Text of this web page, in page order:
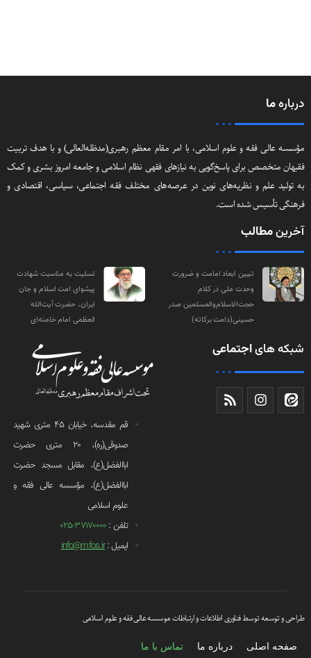
دربارهما
مؤسسه عالی فقه و علوم اسلامی، با امر مقام معظم رهبری(مد‌ظله‌العالی) و با هدف تربیت
فقیهان متخصص برای پاسخ‌گویی به نیازهای فقهی نظام اسلامی و جامعه امروز بشری و کمک
به تولید علم و نظریه‌های نوین در عرصه‌های مختلف فقه اجتماعی‌، سیاسی‌، اقتصادی و
فرهنگی تأسیس شده است.
آخرینمطالب
تبیین ابعاد امامت و ضرورت
وحدت ملی در کلام
حجت‌الاسلام‌والمسلمین صدر
حسینی(دامت‌ برکاته)
تسلیت به مناسبت شهادت
پیشوای امت اسلام و جان
ایران، حضرت آیت‌الله
العظمی امام خامنه‌ای
شبکه هایاجتماعی
قم مقدسه، خیابان 45 متری شهید
صدوقی(ره)، 20 متری حضرت
اباالفضل(ع)، مقابل مسجد حضرت
اباالفضل(ع)، مؤسسه عالی فقه و
علوم اسلامی
تلفن : 37170000-025
ایمیل :info@mfos.ir
طراحی و توسعه توسط فناوری اطلاعات و ارتباطات موسسه عالی فقه و علوم اسلامی
صفحه اصلی درباره ما تماس با ما